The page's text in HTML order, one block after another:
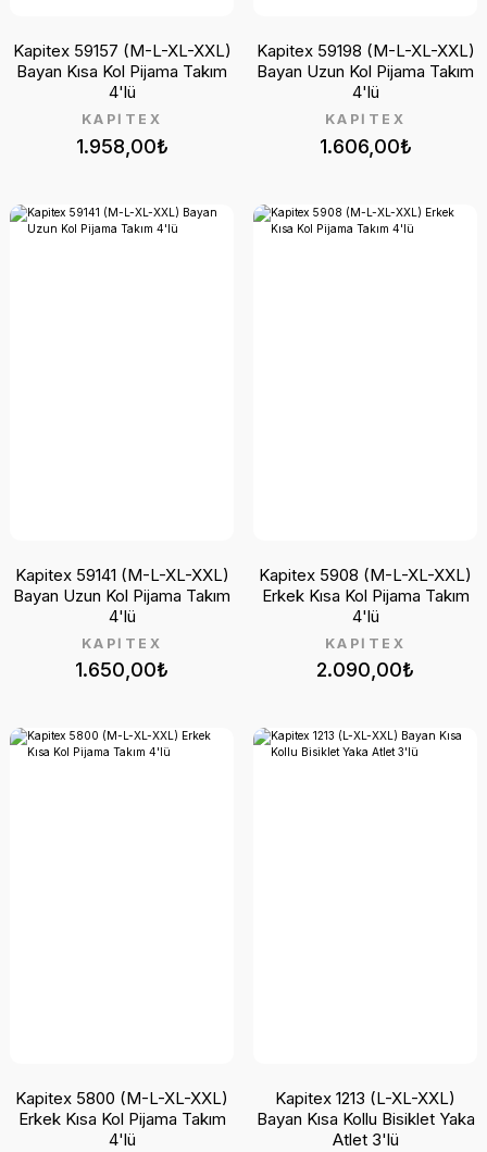
1.958,00₺
KAPİTEX
Kapitex 59157 (M-L-XL-XXL)
Bayan Kısa Kol Pijama Takım
4'lü
1.606,00₺
KAPİTEX
Kapitex 59198 (M-L-XL-XXL)
Bayan Uzun Kol Pijama Takım
4'lü
1.650,00₺
KAPİTEX
Kapitex 59141 (M-L-XL-XXL)
Bayan Uzun Kol Pijama Takım
4'lü
2.090,00₺
KAPİTEX
Kapitex 5908 (M-L-XL-XXL)
Erkek Kısa Kol Pijama Takım
4'lü
Kapitex 5800 (M-L-XL-XXL)
Erkek Kısa Kol Pijama Takım
4'lü
Kapitex 1213 (L-XL-XXL)
Bayan Kısa Kollu Bisiklet Yaka
Atlet 3'lü